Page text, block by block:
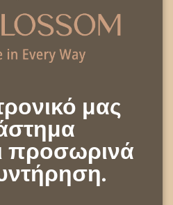
μας
προσωρινά